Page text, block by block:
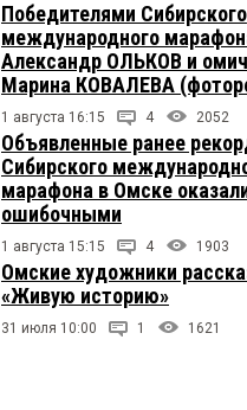
Победителями Сибирского
международного
Александр ОЛЬКОВ и
Марина КОВАЛЕВА
1 августа 16:15 4 2052
Объявленные ранее
Сибирского
марафона в Омске
ошибочными
1 августа 15:15 4 1903
Омские художники
«Живую историю»
31 июля 10:00 1 1621